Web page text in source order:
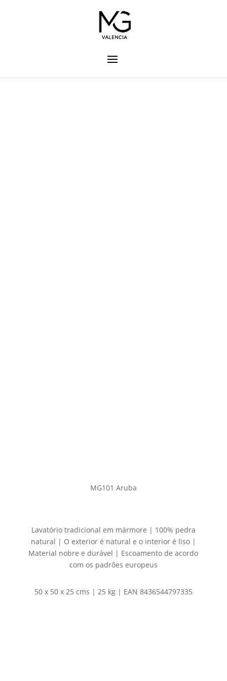
MG101 Aruba
Lavatório tradicional em mármore | 100% pedra
natural | O exterior é natural e o interior é liso |
Material nobre e durável | Escoamento de acordo
com os padrões europeus
50 x 50 x 25 cms | 25 kg | EAN 8436544797335